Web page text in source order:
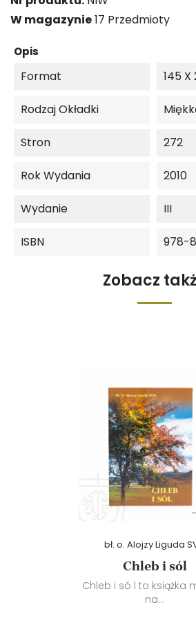
W magazynie17 Przedmioty
Opis
Format 145
Rodzaj Okładki
Stron 272
Rok Wydania 2010
Wydanie III
ISBN 978-
Zobacz
bł. o. Alojzy Liguda
Chleb i sól
Chleb i só l to książka
na...